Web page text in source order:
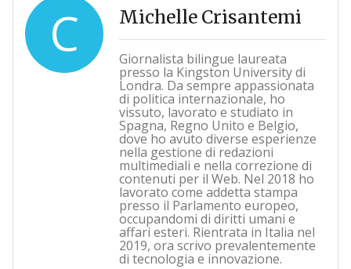
C Michelle Crisantemi
Giornalista bilingue laureata
presso la Kingston University di
Londra. Da sempre appassionata
di politica internazionale, ho
vissuto, lavorato e studiato in
Spagna, Regno Unito e Belgio,
dove ho avuto diverse esperienze
nella gestione di redazioni
multimediali e nella correzione di
contenuti per il Web. Nel 2018 ho
lavorato come addetta stampa
presso il Parlamento europeo,
occupandomi di diritti umani e
affari esteri. Rientrata in Italia nel
2019, ora scrivo prevalentemente
di tecnologia e innovazione.